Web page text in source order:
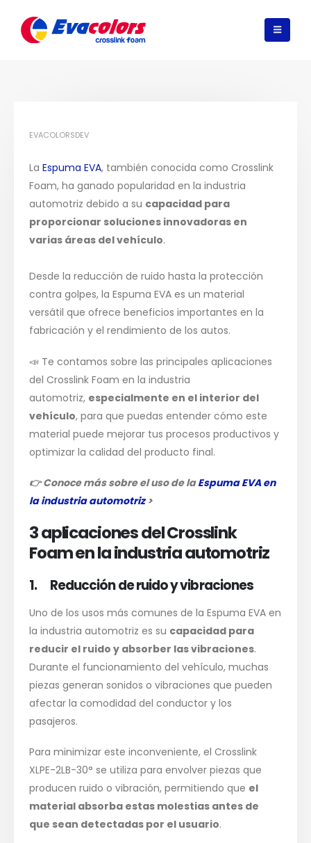
EVACOLORSDEV
LaEspuma EVA, también conocida como Crosslink
Foam, ha ganado popularidad en la industria
automotriz debido a su capacidad para
proporcionar soluciones innovadoras en
varias áreas del vehículo.
Desde la reducción de ruido hasta la protección
contra golpes, la Espuma EVA es un material
versátil que ofrece beneficios importantes en la
fabricación y el rendimiento de los autos.
📣 Te contamos sobre las principales aplicaciones
del Crosslink Foam en la industria
automotriz, especialmente en el interior del
vehículo, para que puedas entender cómo este
material puede mejorar tus procesos productivos y
optimizar la calidad del producto final.
👉Conoce más sobre el uso de laEspuma EVA en
la industria automotriz >
3 aplicaciones del Crosslink
Foam en la industria automotriz
1. Reducción de ruido y vibraciones
Uno de los usos más comunes de la Espuma EVA en
la industria automotriz es su capacidad para
reducir el ruido y absorber las vibraciones.
Durante el funcionamiento del vehículo, muchas
piezas generan sonidos o vibraciones que pueden
afectar la comodidad del conductor y los
pasajeros.
Para minimizar este inconveniente, el Crosslink
XLPE-2LB-30° se utiliza para envolver piezas que
producen ruido o vibración, permitiendo que el
material absorba estas molestias antes de
que sean detectadas por el usuario.